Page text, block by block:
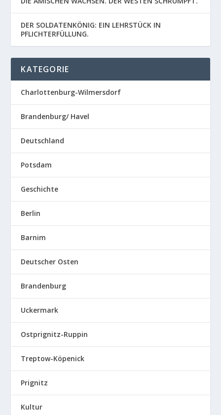
DER SOLDATENKÖNIG: EIN LEHRSTÜCK IN
PFLICHTERFÜLLUNG.
KATEGORIE
Charlottenburg-Wilmersdorf
Brandenburg/ Havel
Deutschland
Potsdam
Geschichte
Berlin
Barnim
Deutscher Osten
Brandenburg
Uckermark
Ostprignitz-Ruppin
Treptow-Köpenick
Prignitz
Kultur